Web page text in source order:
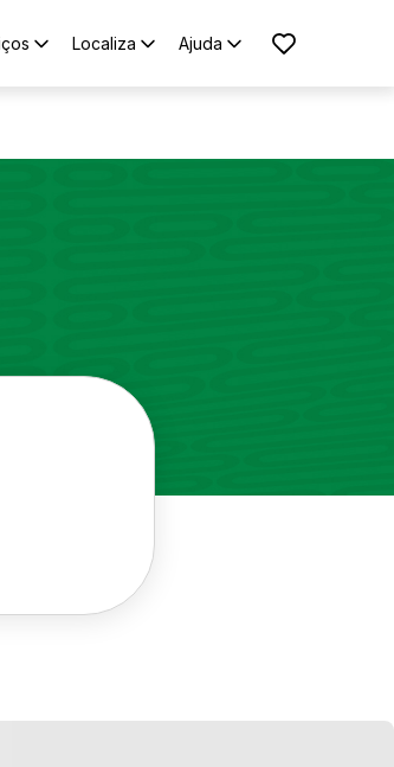
Localiza Ajuda